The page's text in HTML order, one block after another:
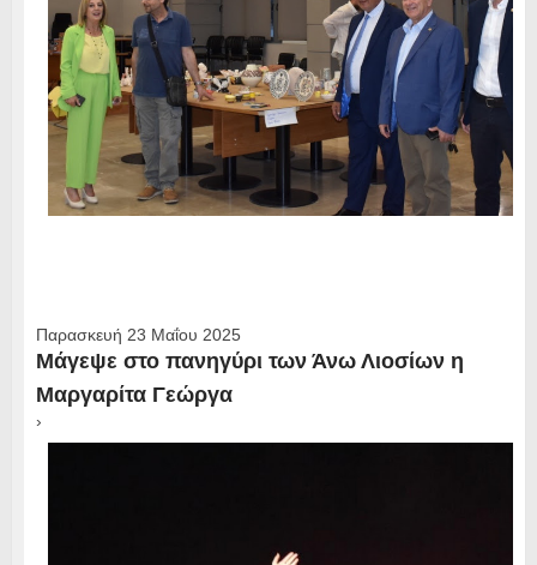
Παρασκευή 23 Μαΐου 2025
Μάγεψε στο πανηγύρι των Άνω Λιοσίων η
Μαργαρίτα Γεώργα
›